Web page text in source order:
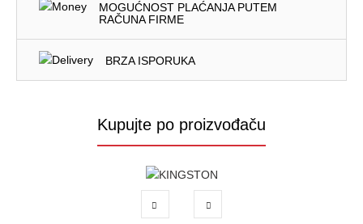
MOGUĆNOST PLAĆANJA PUTEM
RAČUNA FIRME
BRZA ISPORUKA
Kupujte po proizvođaču